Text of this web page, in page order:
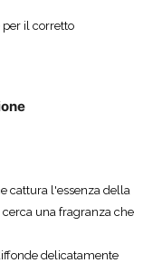
per il corretto
cattura l'essenza della
una fragranza che
delicatamente